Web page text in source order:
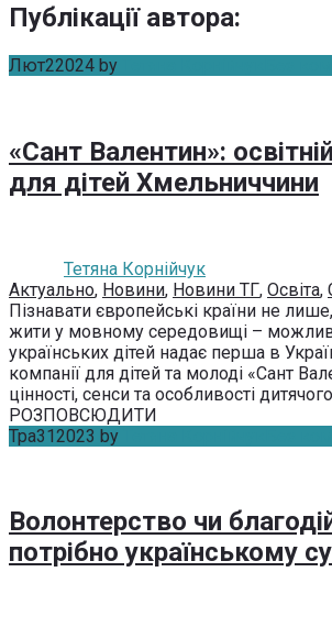
Публікації автора:
Лют22024 by
«Сант Валентин»:
для дітей Хмельниччини
Тетяна Корнійчук
Актуально, Новини, Новини ТГ, Освіта,
Пізнавати європейські країни не
жити у мовному середовищі –
українських дітей надає перша в
компанії для дітей та молоді «Сант
цінності, сенси та особливості
РОЗПОВСЮДИТИ
Тра31 2023 by
Волонтерство чи
потрібно українському